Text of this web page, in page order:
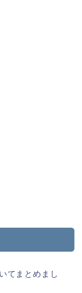
てまとめまし